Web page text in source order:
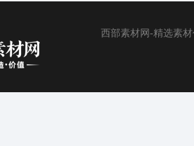
西部素材网-精选素